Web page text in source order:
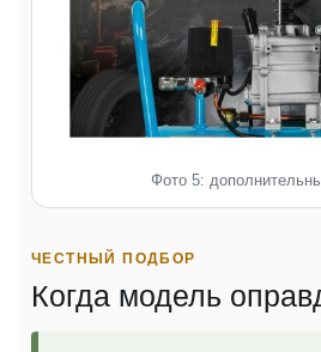
Фото 5:
ЧЕСТНЫЙ ПОДБОР
Когда модель